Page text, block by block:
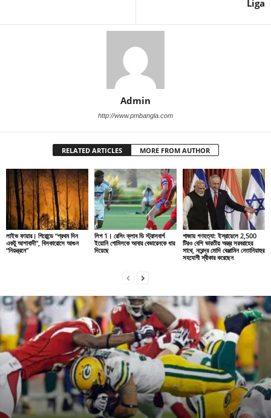
Liga
Admin
http://www.pmbangla.com
RELATED ARTICLES MORE FROM AUTHOR
লাইভ ফায়ার। গিরোন্ডে “প্রথম দিন
একটু আশাবাদী”, বিসকারোসে আগুন
“নিয়ন্ত্রনে”
লিগ 1। রেসিং ক্লাব ডি স্ট্রাসবার্গ
ইয়োনি গোমিসকে আবার বেভারেনকে ধার
দিয়েছে
গাজায় গণহত্যা: ইস্রায়েলে 2,500
টিরও বেশি ভারতীয় অস্ত্র সরবরাহের
সাথে, নরেন্দ্র মোদি বেঞ্জামিন নেতানিয়াহুর
সহযোগী স্বীকার করেছেন